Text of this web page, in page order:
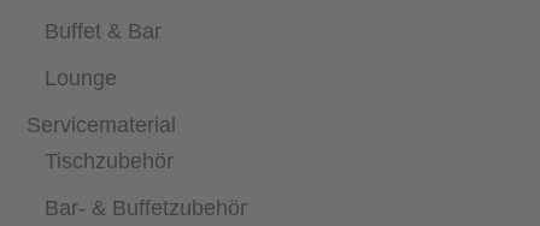
Buffet & Bar
Lounge
Servicematerial
Tischzubehör
Bar- & Buffetzubehör